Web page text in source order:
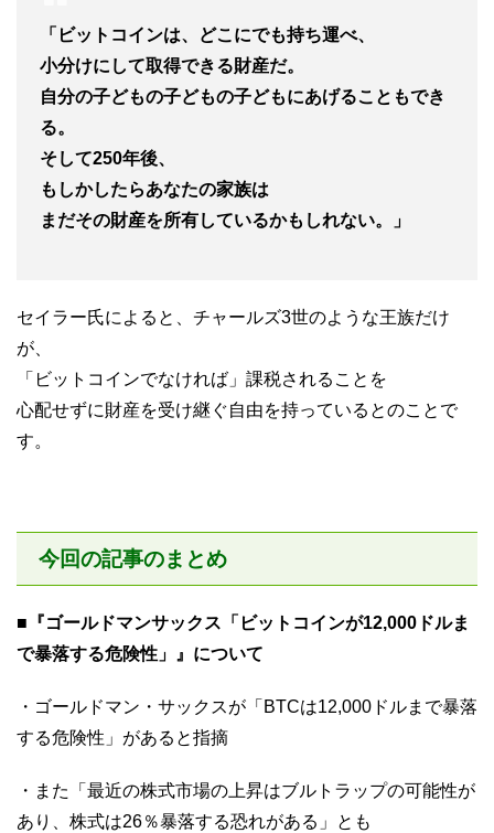
「ビットコインは、どこにでも持ち運べ、
小分けにして取得できる財産だ。
自分の子どもの子どもの子どもにあげることもでき
る。
そして250年後、
もしかしたらあなたの家族は
まだその財産を所有しているかもしれない。」
セイラー氏によると、チャールズ3世のような王族だけ
が、
「ビットコインでなければ」課税されることを
心配せずに財産を受け継ぐ自由を持っているとのことで
す。
今回の記事のまとめ
■『ゴールドマンサックス「ビットコインが12,000ドルま
で暴落する危険性」』について
・ゴールドマン・サックスが「BTCは12,000ドルまで暴落
する危険性」があると指摘
・また「最近の株式市場の上昇はブルトラップの可能性が
あり、株式は26％暴落する恐れがある」とも